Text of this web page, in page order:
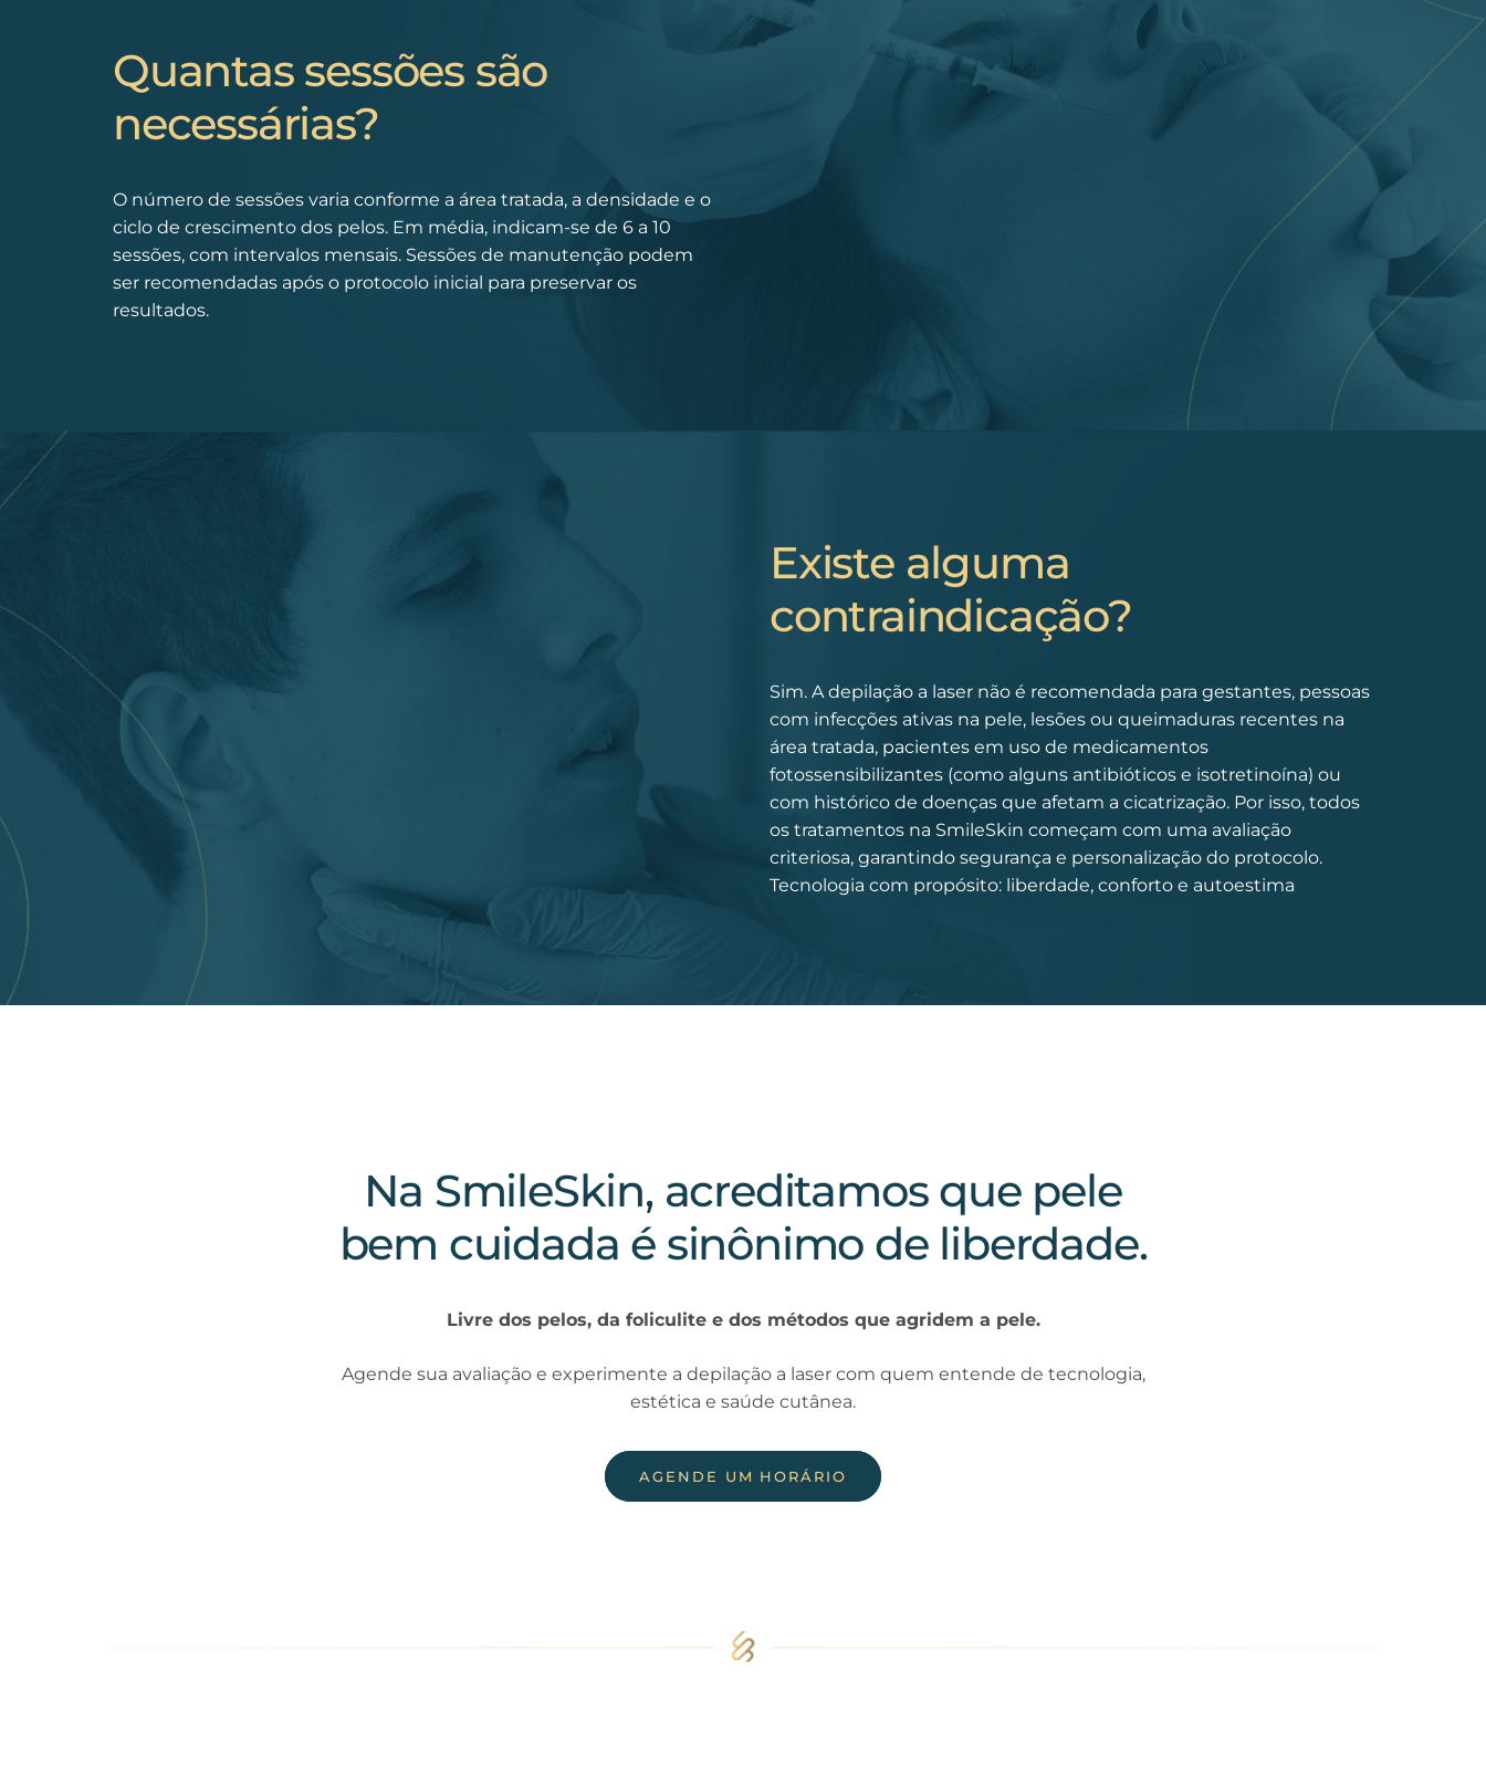
Quantas sessões são
necessárias?
O número de sessões varia conforme a área tratada, a densidade e o
ciclo de crescimento dos pelos. Em média, indicam-se de 6 a 10
sessões, com intervalos mensais. Sessões de manutenção podem
ser recomendadas após o protocolo inicial para preservar os
resultados.
Existe alguma
contraindicação?
Sim. A depilação a laser não é recomendada para gestantes, pessoas
com infecções ativas na pele, lesões ou queimaduras recentes na
área tratada, pacientes em uso de medicamentos
fotossensibilizantes (como alguns antibióticos e isotretinoína) ou
com histórico de doenças que afetam a cicatrização. Por isso, todos
os tratamentos na SmileSkin começam com uma avaliação
criteriosa, garantindo segurança e personalização do protocolo.
Tecnologia com propósito: liberdade, conforto e autoestima
Na SmileSkin, acreditamos que pele
bem cuidada é sinônimo de liberdade.
Livre dos pelos, da foliculite e dos métodos que agridem a pele.
Agende sua avaliação e experimente a depilação a laser com quem entende de tecnologia,
estética e saúde cutânea.
AGENDE UM HORÁRIO